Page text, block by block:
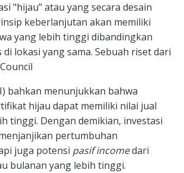
"hijau" atau yang secara desain
keberlanjutan akan memiliki
yang lebih tinggi dibandingkan
lokasi yang sama. Sebuah riset dari
bahkan menunjukkan bahwa
hijau dapat memiliki nilai jual
tinggi. Dengan demikian, investasi
pertumbuhan
juga potensi pasif incomedari
bulanan yang lebih tinggi.